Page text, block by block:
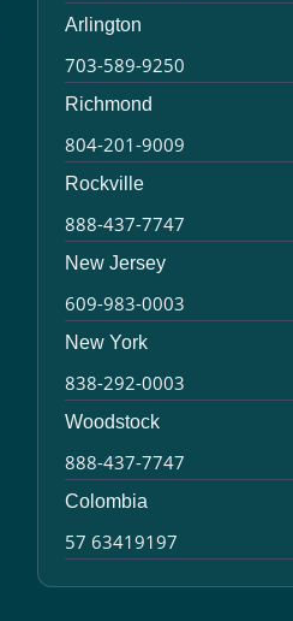
Arlington
703-589-9250
Richmond
804-201-9009
Rockville
888-437-7747
New Jersey
609-983-0003
New York
838-292-0003
Woodstock
888-437-7747
Colombia
57 63419197